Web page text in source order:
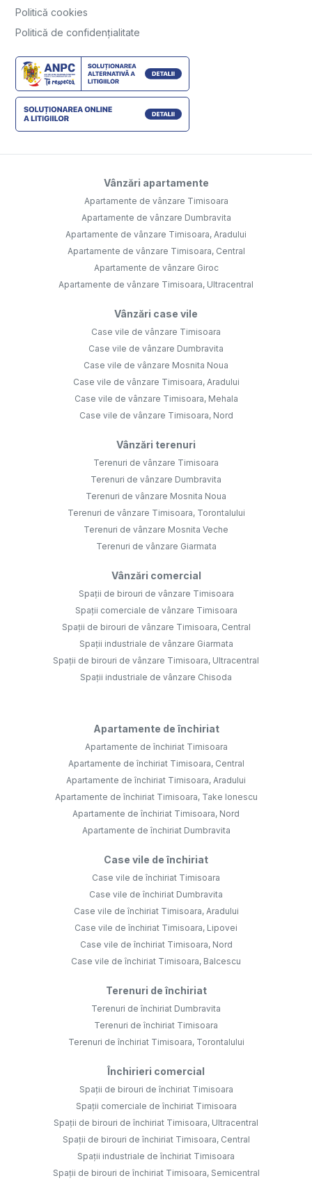
Politică cookies
Politică de confidențialitate
Vânzări apartamente
Apartamente de vânzare Timisoara
Apartamente de vânzare Dumbravita
Apartamente de vânzare Timisoara, Aradului
Apartamente de vânzare Timisoara, Central
Apartamente de vânzare Giroc
Apartamente de vânzare Timisoara, Ultracentral
Vânzări case vile
Case vile de vânzare Timisoara
Case vile de vânzare Dumbravita
Case vile de vânzare Mosnita Noua
Case vile de vânzare Timisoara, Aradului
Case vile de vânzare Timisoara, Mehala
Case vile de vânzare Timisoara, Nord
Vânzări terenuri
Terenuri de vânzare Timisoara
Terenuri de vânzare Dumbravita
Terenuri de vânzare Mosnita Noua
Terenuri de vânzare Timisoara, Torontalului
Terenuri de vânzare Mosnita Veche
Terenuri de vânzare Giarmata
Vânzări comercial
Spații de birouri de vânzare Timisoara
Spații comerciale de vânzare Timisoara
Spații de birouri de vânzare Timisoara, Central
Spații industriale de vânzare Giarmata
Spații de birouri de vânzare Timisoara, Ultracentral
Spații industriale de vânzare Chisoda
Apartamente de închiriat
Apartamente de închiriat Timisoara
Apartamente de închiriat Timisoara, Central
Apartamente de închiriat Timisoara, Aradului
Apartamente de închiriat Timisoara, Take Ionescu
Apartamente de închiriat Timisoara, Nord
Apartamente de închiriat Dumbravita
Case vile de închiriat
Case vile de închiriat Timisoara
Case vile de închiriat Dumbravita
Case vile de închiriat Timisoara, Aradului
Case vile de închiriat Timisoara, Lipovei
Case vile de închiriat Timisoara, Nord
Case vile de închiriat Timisoara, Balcescu
Terenuri de închiriat
Terenuri de închiriat Dumbravita
Terenuri de închiriat Timisoara
Terenuri de închiriat Timisoara, Torontalului
Închirieri comercial
Spații de birouri de închiriat Timisoara
Spații comerciale de închiriat Timisoara
Spații de birouri de închiriat Timisoara, Ultracentral
Spații de birouri de închiriat Timisoara, Central
Spații industriale de închiriat Timisoara
Spații de birouri de închiriat Timisoara, Semicentral